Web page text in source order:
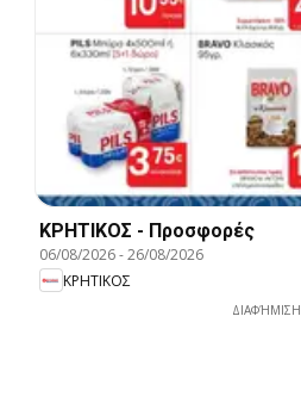
ΚΡΗΤΙΚΟΣ - Προσφορές
06/08/2026-26/08/2026
ΚΡΗΤΙΚΟΣ
ΔΙΑΦΉΜΙΣΗ